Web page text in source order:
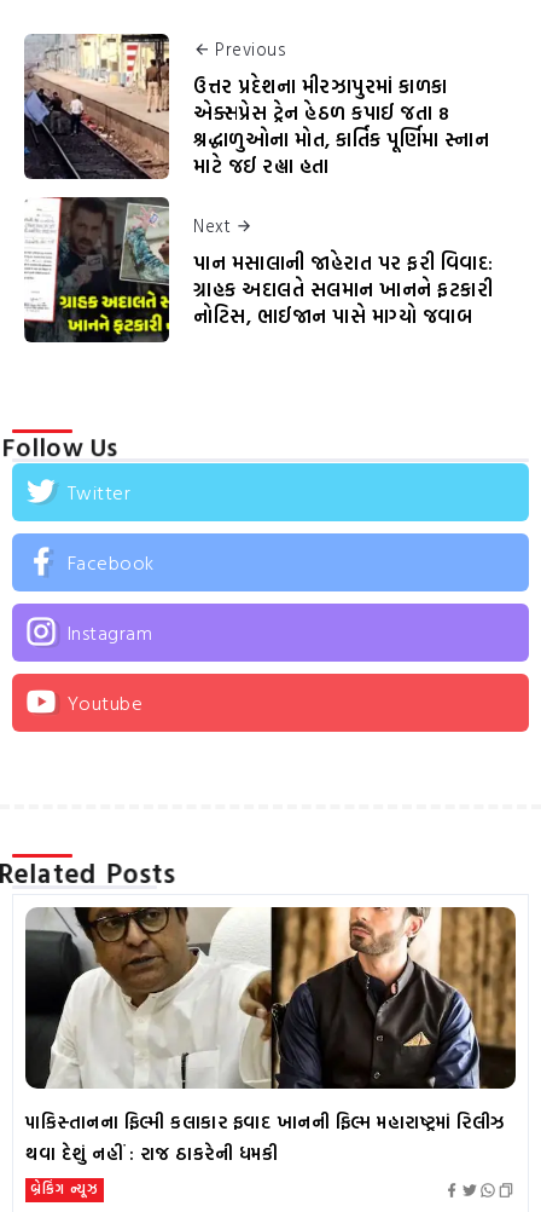
Previous
ઉત્તર પ્રદેશના મીરઝાપુરમાં કાળકા
એક્સપ્રેસ ટ્રેન હેઠળ કપાઈ જતા 8
શ્રદ્ધાળુઓના મોત, કાર્તિક પૂર્ણિમા સ્નાન
માટે જઈ રહ્યા હતા
Next
પાન મસાલાની જાહેરાત પર ફરી વિવાદ:
ગ્રાહક અદાલતે સલમાન ખાનને ફટકારી
નોટિસ, ભાઈજાન પાસે માગ્યો જવાબ
Follow Us
Twitter
Facebook
Instagram
Youtube
Related Posts
પાકિસ્તાનના ફિલ્મી કલાકાર ફવાદ ખાનની ફિલ્મ મહારાષ્ટ્રમાં રિલીઝ
થવા દેશું નહીં : રાજ ઠાકરેની ધમકી
બ્રેકિંગ ન્યૂઝ